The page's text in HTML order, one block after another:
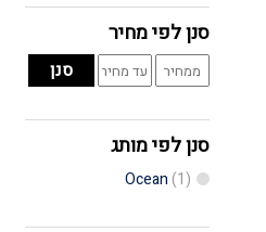
סנן לפי מחיר
מחיר
מינימלי
מחיר
מקסימלי
סנן
סנן לפי מותג
Ocean (1)